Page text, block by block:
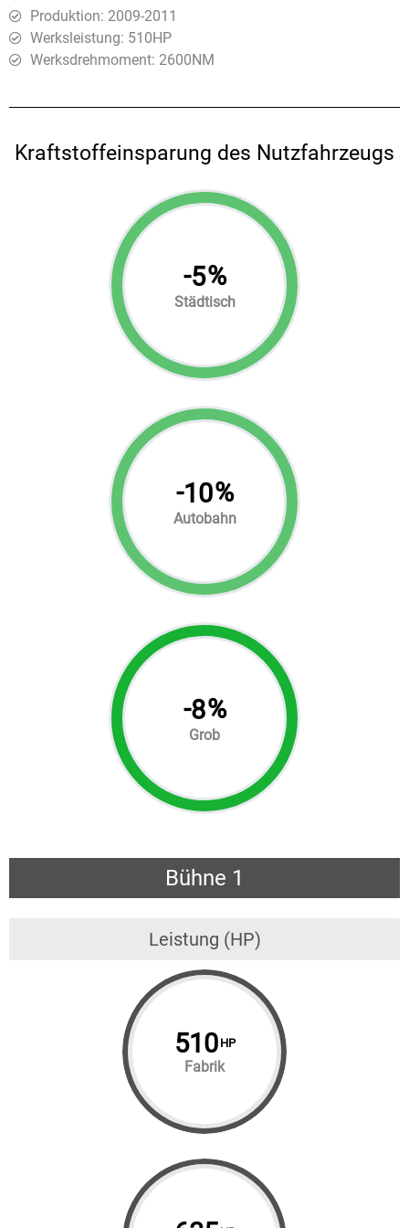
Produktion: 2009-2011
Werksleistung: 510HP
Werksdrehmoment: 2600ΝΜ
Kraftstoffeinsparung des Nutzfahrzeugs
-5%
Städtisch
-10%
Autobahn
-8%
Grob
Bühne 1
Leistung (HP)
510 HP
Fabrik